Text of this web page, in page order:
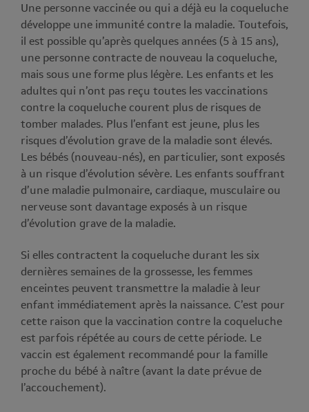
Une personne vaccinée ou qui a déjà eu la coqueluche
développe une immunité contre la maladie. Toutefois,
il est possible qu’après quelques années (5 à 15 ans),
une personne contracte de nouveau la coqueluche,
mais sous une forme plus légère. Les enfants et les
adultes qui n’ont pas reçu toutes les vaccinations
contre la coqueluche courent plus de risques de
tomber malades. Plus l’enfant est jeune, plus les
risques d’évolution grave de la maladie sont élevés.
Les bébés (nouveau-nés), en particulier, sont exposés
à un risque d’évolution sévère. Les enfants souffrant
d’une maladie pulmonaire, cardiaque, musculaire ou
nerveuse sont davantage exposés à un risque
d’évolution grave de la maladie.
Si elles contractent la coqueluche durant les six
dernières semaines de la grossesse, les femmes
enceintes peuvent transmettre la maladie à leur
enfant immédiatement après la naissance. C’est pour
cette raison que la vaccination contre la coqueluche
est parfois répétée au cours de cette période. Le
vaccin est également recommandé pour la famille
proche du bébé à naître (avant la date prévue de
l’accouchement).